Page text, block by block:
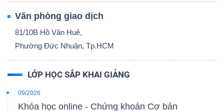
Văn phòng giao dịch
81/10B Hồ Văn Huê,
Phường Đức Nhuận, Tp.HCM
LỚP HỌC SẮP KHAI GIẢNG
09/2026
Khóa học online - Chứng khoán Cơ bản
chính